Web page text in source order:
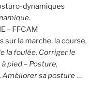
dynamiques
.
– FFCAM
sur la marche, la course,
la foulée, Corriger le
pied – Posture,
Améliorer sa posture…